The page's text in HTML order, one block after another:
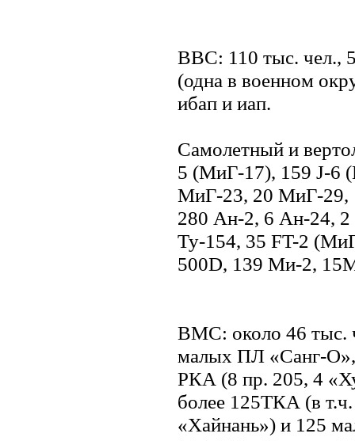
ВВС: 110 тыс. чел.,
(одна в военном
ибап и иап.
Самолетный и
5 (МиГ-17), 159 J-6
МиГ-23, 20 МиГ-29,
280 Ан-2, 6 Ан-24,
Ту-154, 35 FT-2
500D, 139 Ми-2,
ВМС: около 46 тыс.
малых ПЛ «Санг-
РКА (8 пр. 205, 4
более 125ТКА (в
«Хайнань») и 125